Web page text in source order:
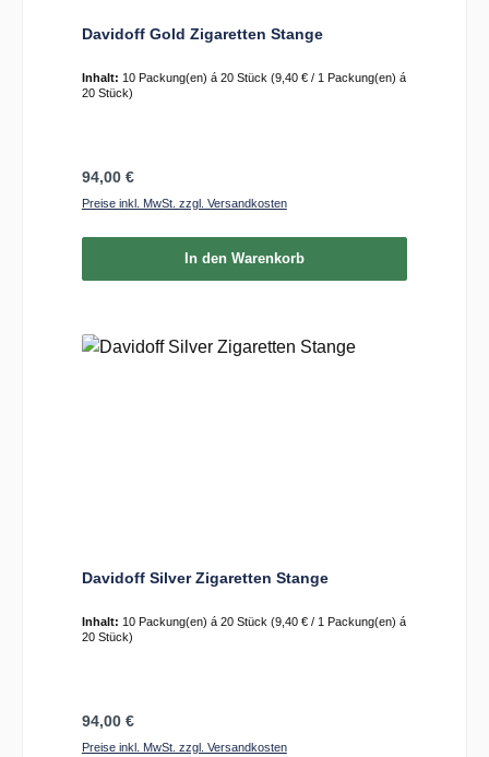
Davidoff Gold Zigaretten Stange
Inhalt: 10 Packung(en) á 20 Stück (9,40 € / 1 Packung(en) á
20 Stück)
Regulärer Preis:
94,00 €
Preise inkl. MwSt. zzgl. Versandkosten
In den Warenkorb
Davidoff Silver Zigaretten Stange
Inhalt: 10 Packung(en) á 20 Stück (9,40 € / 1 Packung(en) á
20 Stück)
Regulärer Preis:
94,00 €
Preise inkl. MwSt. zzgl. Versandkosten